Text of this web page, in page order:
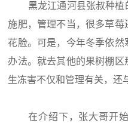
黑龙江通河县张叔种
施肥，管理不当，很多草
花脸。可是，今年冬季依
办法。就去其他的果树棚
生冻害不仅和管理有关，还
在介绍下，张大哥开